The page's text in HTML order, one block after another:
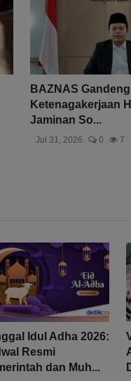
BAZNAS
Ketenagakerjaan
Jaminan So...
Jul 31, 2026 0 7
Idul Adha 2026:
Resmi
dan Muh...